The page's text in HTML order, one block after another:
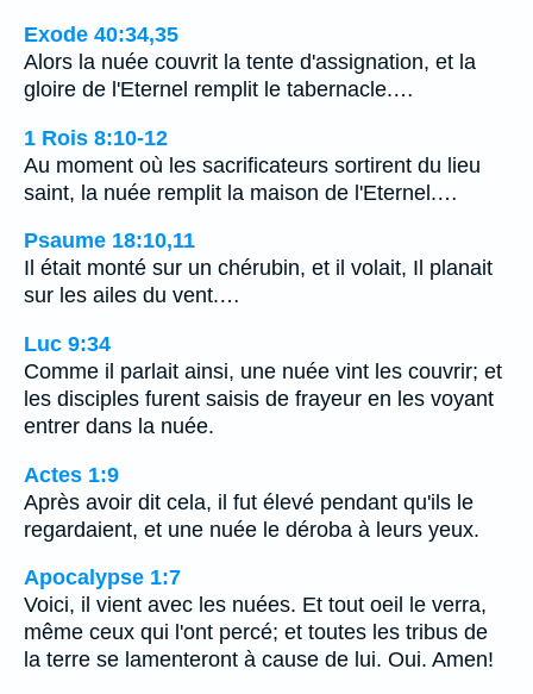
Exode 40:34,35
Alors la nuée couvrit la tente d'assignation, et la
gloire de l'Eternel remplit le tabernacle.…
1 Rois 8:10-12
Au moment où les sacrificateurs sortirent du lieu
saint, la nuée remplit la maison de l'Eternel.…
Psaume 18:10,11
Il était monté sur un chérubin, et il volait, Il planait
sur les ailes du vent.…
Luc 9:34
Comme il parlait ainsi, une nuée vint les couvrir; et
les disciples furent saisis de frayeur en les voyant
entrer dans la nuée.
Actes 1:9
Après avoir dit cela, il fut élevé pendant qu'ils le
regardaient, et une nuée le déroba à leurs yeux.
Apocalypse 1:7
Voici, il vient avec les nuées. Et tout oeil le verra,
même ceux qui l'ont percé; et toutes les tribus de
la terre se lamenteront à cause de lui. Oui. Amen!